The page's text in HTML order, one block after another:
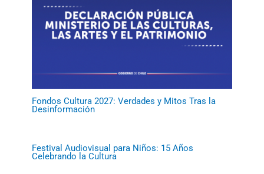
Fondos Cultura 2027: Verdades y Mitos Tras la
Desinformación
Festival Audiovisual para Niños: 15 Años
Celebrando la Cultura